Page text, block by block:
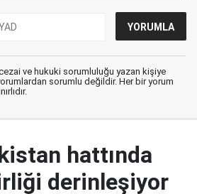
cezai ve hukuki sorumluluğu yazan kişiye
sorumlu değildir. Her bir yorum
hattında
derinleşiyor